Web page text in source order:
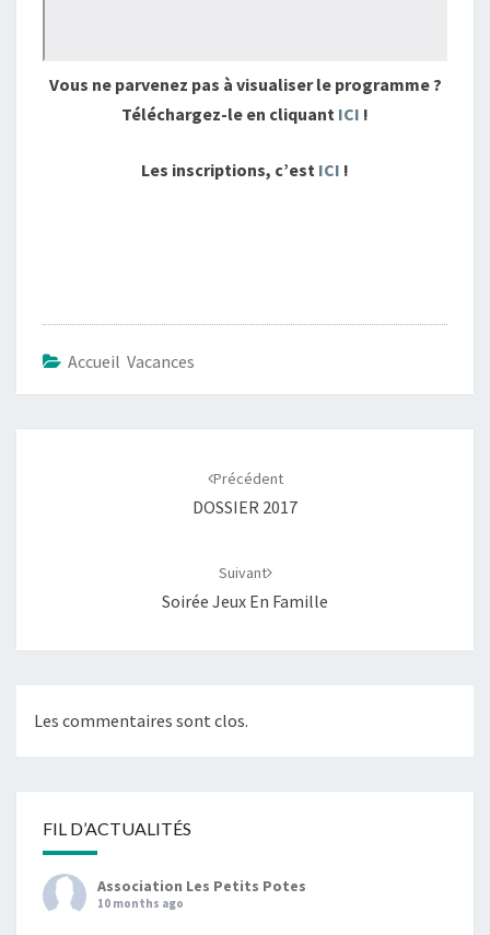
Vous ne parvenez pas à visualiser le programme ?
Téléchargez-le en cliquant ICI !
Les inscriptions, c’est ICI !
Accueil Vacances
Précédent
DOSSIER 2017
Suivant
Soirée Jeux En Famille
Les commentaires sont clos.
FIL D’ACTUALITÉS
Association Les Petits Potes
10 months ago